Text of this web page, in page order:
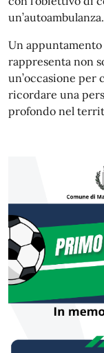
un’autoambulanza.
Un
rappresenta non
un’occasione per
ricordare una
profondo nel